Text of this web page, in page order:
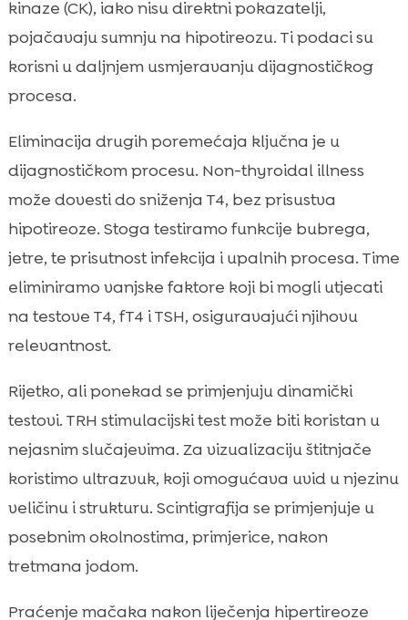
kinaze (CK), iako nisu direktni pokazatelji,
pojačavaju sumnju na hipotireozu. Ti podaci su
korisni u daljnjem usmjeravanju dijagnostičkog
procesa.
Eliminacija drugih poremećaja ključna je u
dijagnostičkom procesu. Non-thyroidal illness
može dovesti do sniženja T4, bez prisustva
hipotireoze. Stoga testiramo funkcije bubrega,
jetre, te prisutnost infekcija i upalnih procesa. Time
eliminiramo vanjske faktore koji bi mogli utjecati
na testove T4, fT4 i TSH, osiguravajući njihovu
relevantnost.
Rijetko, ali ponekad se primjenjuju dinamički
testovi. TRH stimulacijski test može biti koristan u
nejasnim slučajevima. Za vizualizaciju štitnjače
koristimo ultrazvuk, koji omogućava uvid u njezinu
veličinu i strukturu. Scintigrafija se primjenjuje u
posebnim okolnostima, primjerice, nakon
tretmana jodom.
Praćenje mačaka nakon liječenja hipertireoze